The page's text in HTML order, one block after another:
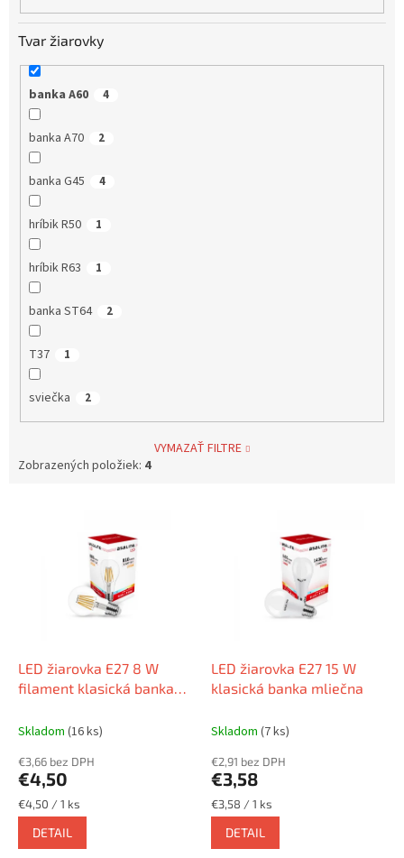
Tvar žiarovky
banka A60 4
banka A70 2
banka G45 4
hríbik R50 1
hríbik R63 1
banka ST64 2
T37 1
sviečka 2
VYMAZAŤ FILTRE
Zobrazených položiek: 4
LED žiarovka E27 8 W
filament klasická banka
Skladom (16 ks)
€3,66 bez DPH
€4,50
Jednotková
cena:
€4,50 / 1 ks
DETAIL
LED žiarovka E27 15 W
klasická banka mliečna
Skladom (7 ks)
€2,91 bez DPH
€3,58
Jednotková
cena:
€3,58 / 1 ks
DETAIL